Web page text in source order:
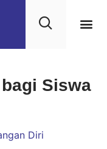
Siswa
Diri